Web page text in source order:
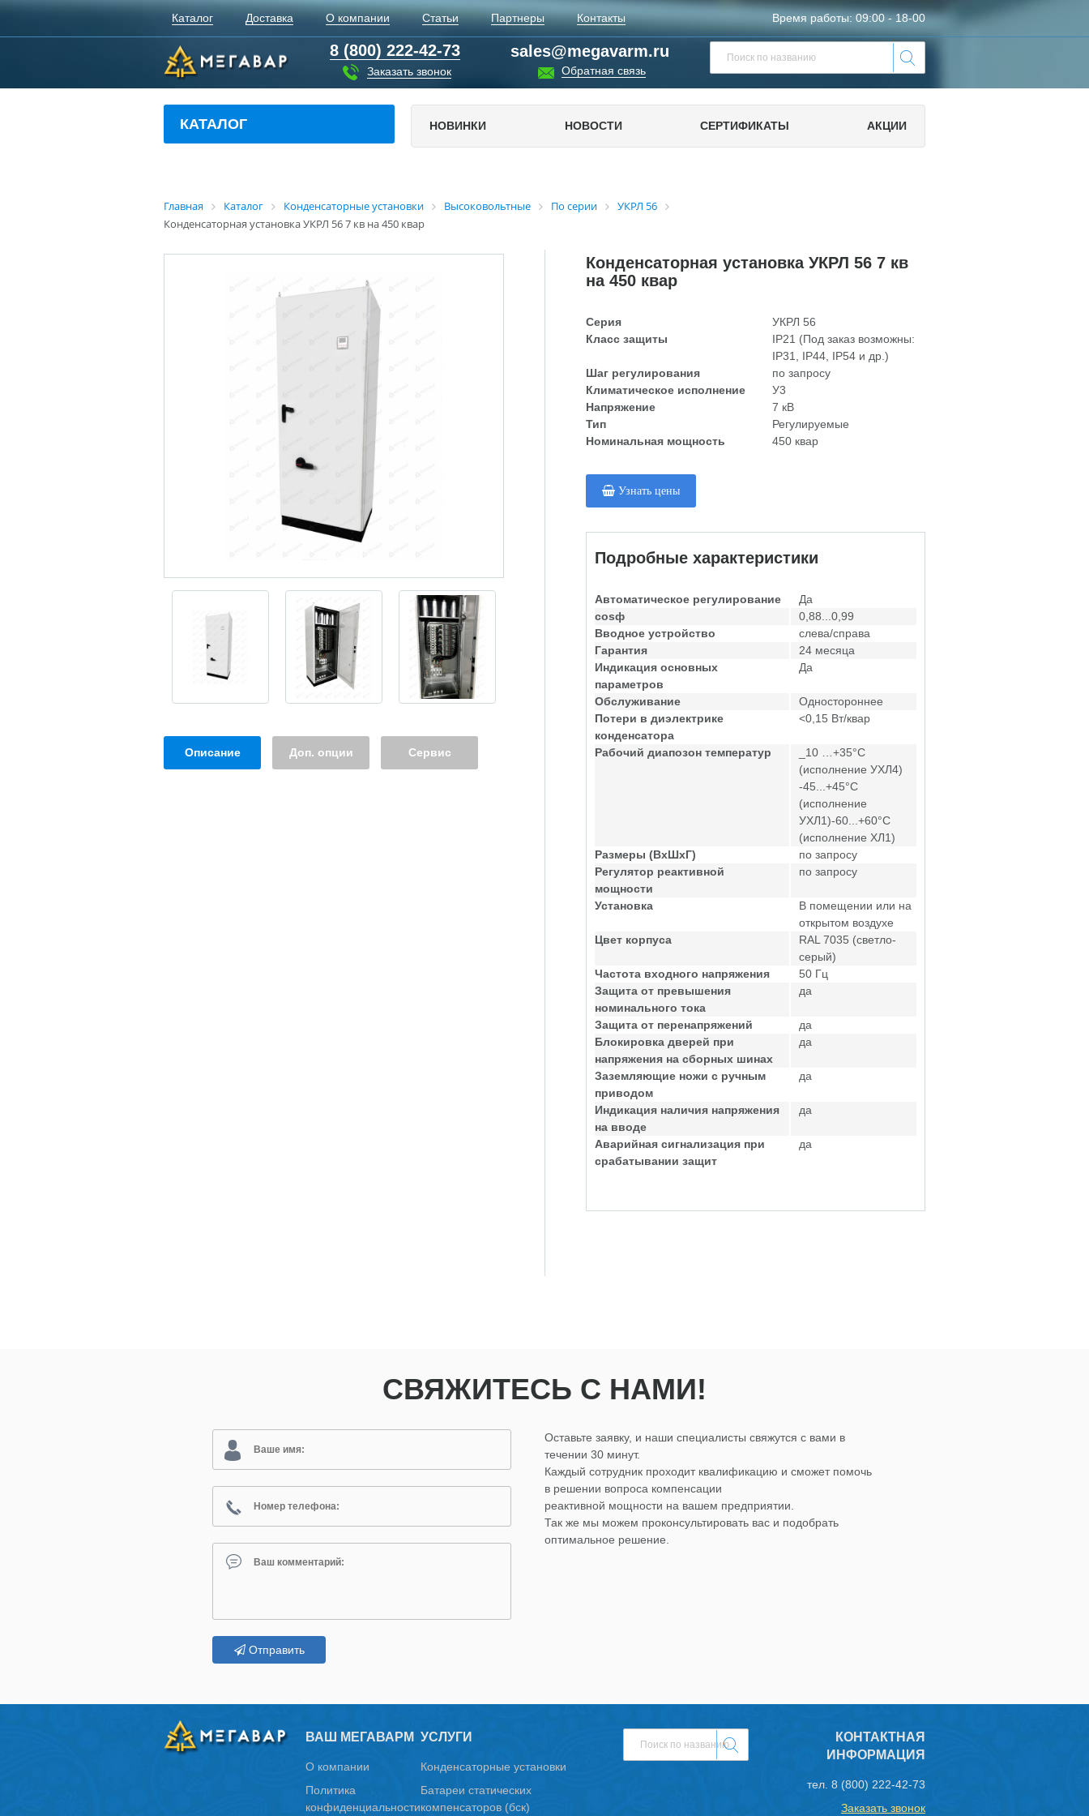
Каталог Доставка О компании Статьи Партнеры Контакты Время работы: 09:00 - 18-00
8 (800) 222-42-73
Заказать звонок
sales@megavarm.ru
Обратная связь
КАТАЛОГ НОВИНКИ НОВОСТИ СЕРТИФИКАТЫ АКЦИИ
Главная Каталог Конденсаторные установки Высоковольтные По серии
УКРЛ 56
Конденсаторная установка УКРЛ 56 7 кв на 450 квар
Описание Доп. опции Сервис
Конденсаторная установка УКРЛ 56 7 кв
на 450 квар
Серия
УКРЛ 56
Класс защиты
IP21 (Под заказ возможны:
IP31, IP44, IP54 и др.)
Шаг регулирования
по запросу
Климатическое исполнение
У3
Напряжение
7 кВ
Тип
Регулируемые
Номинальная мощность
450 квар
Узнать цены
Подробные характеристики
Автоматическое регулирование
Да
cosф
0,88...0,99
Вводное устройство
слева/справа
Гарантия
24 месяца
Индикация основных
параметров
Да
Обслуживание
Одностороннее
Потери в диэлектрике
конденсатора
<0,15 Вт/квар
Рабочий диапозон температур
_10 …+35°С
(исполнение УХЛ4)
-45...+45°С
(исполнение
УХЛ1)-60...+60°С
(исполнение ХЛ1)
Размеры (ВхШхГ)
по запросу
Регулятор реактивной
мощности
по запросу
Установка
В помещении или на
открытом воздухе
Цвет корпуса
RAL 7035 (светло-
серый)
Частота входного напряжения
50 Гц
Защита от превышения
номинального тока
да
Защита от перенапряжений
да
Блокировка дверей при
напряжения на сборных шинах
да
Заземляющие ножи с ручным
приводом
да
Индикация наличия напряжения
на вводе
да
Аварийная сигнализация при
срабатывании защит
да
СВЯЖИТЕСЬ С НАМИ!
Отправить
Оставьте заявку, и наши специалисты свяжутся с вами в
течении 30 минут.
Каждый сотрудник проходит квалификацию и сможет помочь
в решении вопроса компенсации
реактивной мощности на вашем предприятии.
Так же мы можем проконсультировать вас и подобрать
оптимальное решение.
ВАШ МЕГАВАРМ
О компании
Политика
конфиденциальности
УСЛУГИ
Конденсаторные установки
Батареи статических
компенсаторов (бск)
КОНТАКТНАЯ
ИНФОРМАЦИЯ
тел. 8 (800) 222-42-73
Заказать звонок